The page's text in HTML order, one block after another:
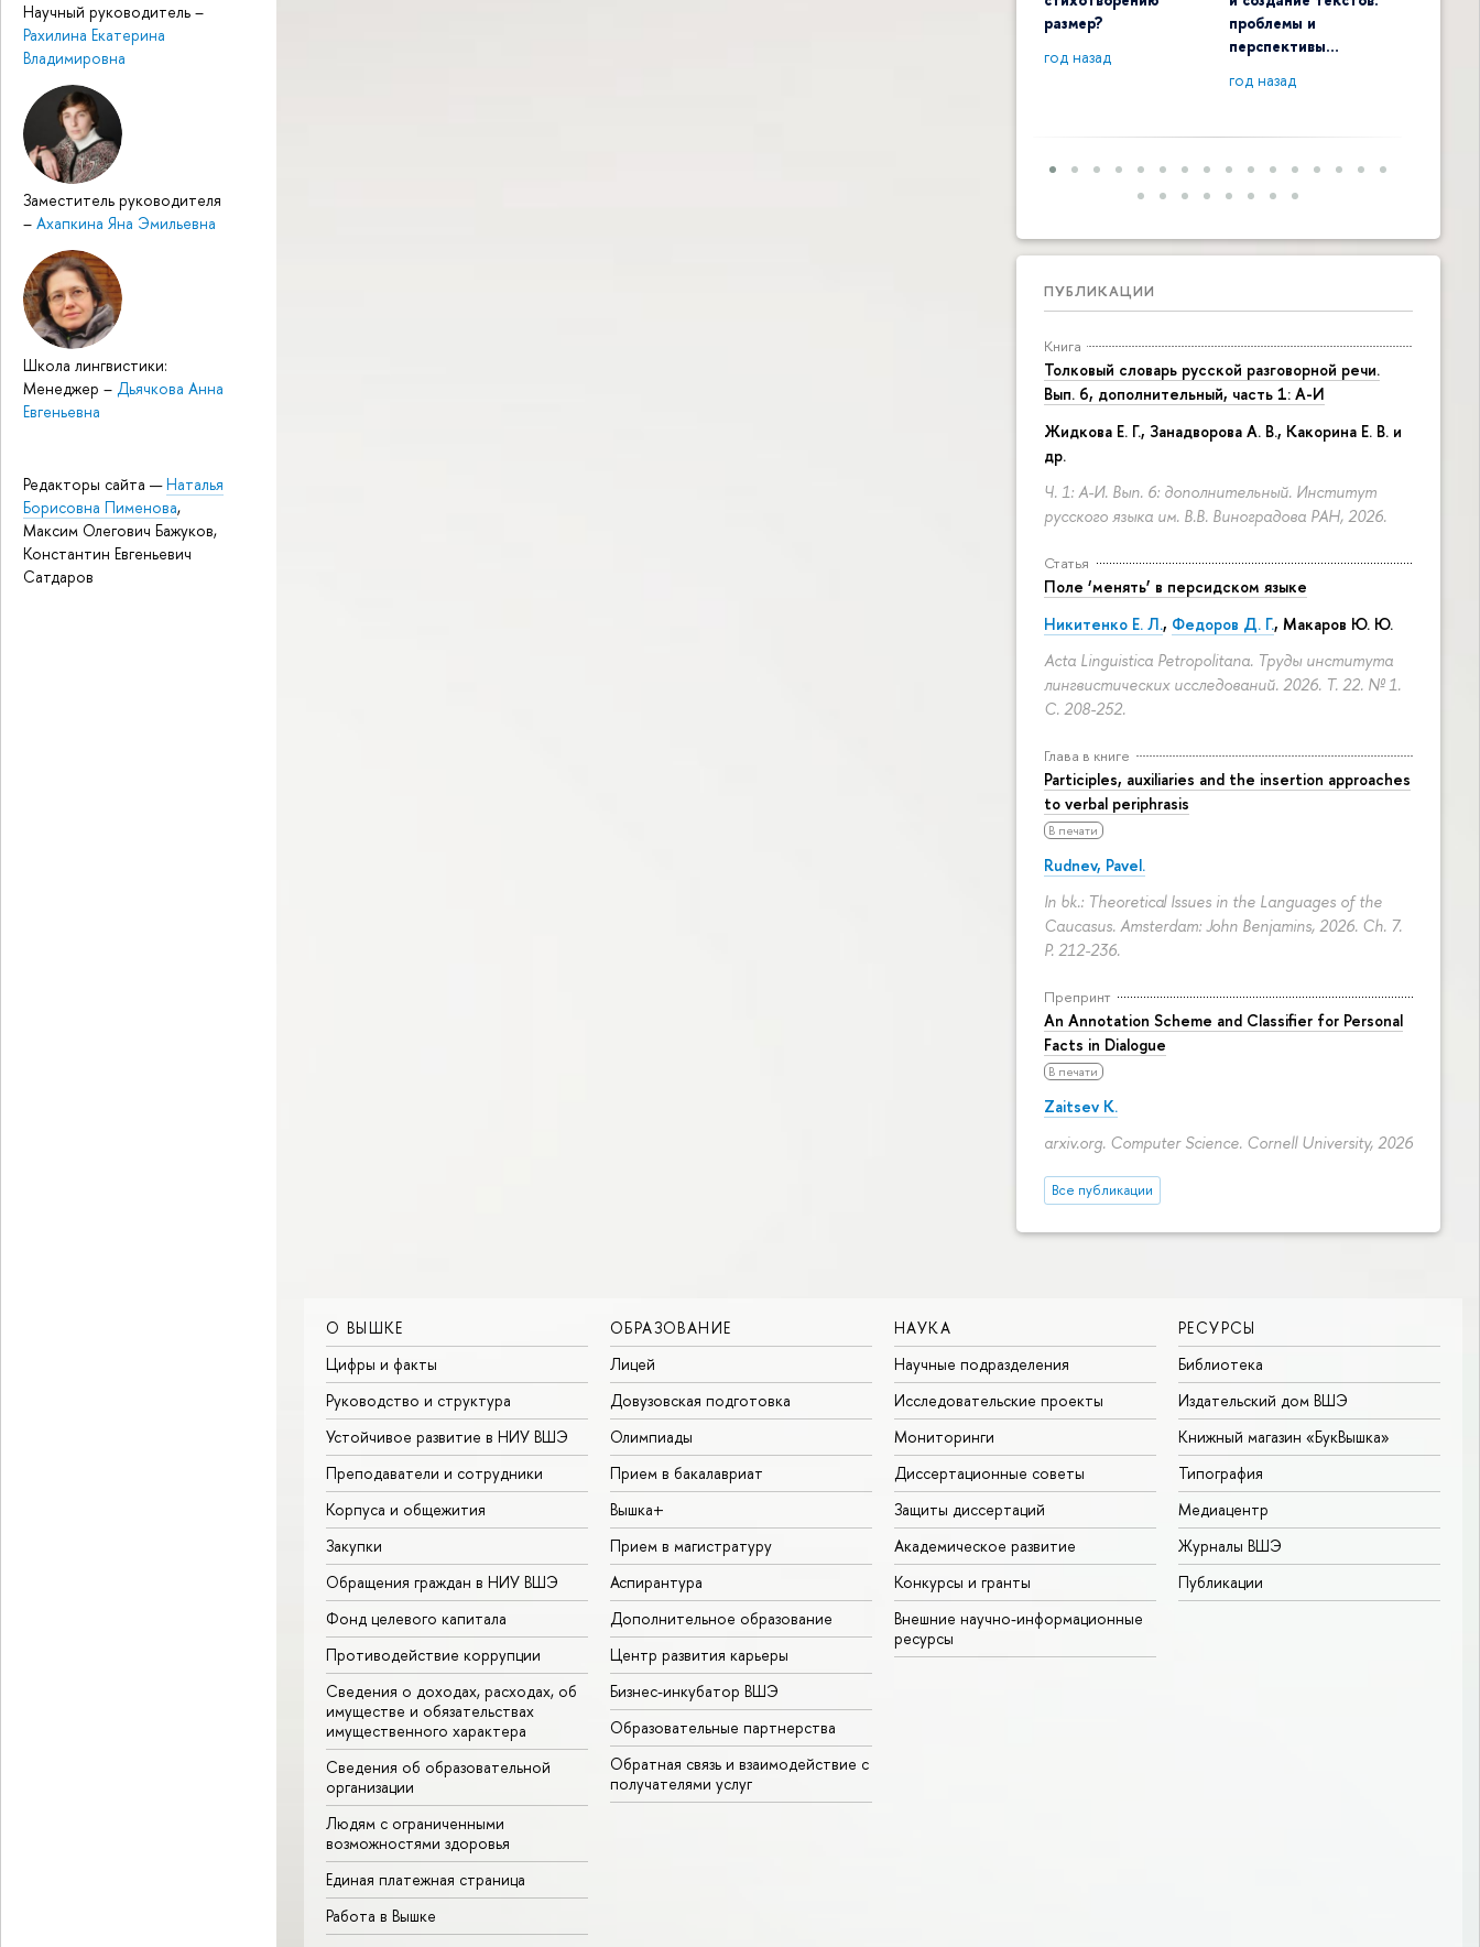
Научный руководитель –
Рахилина Екатерина
Владимировна
Заместитель руководителя
– Ахапкина Яна Эмильевна
Школа лингвистики:
Менеджер – Дьячкова Анна
Евгеньевна
Редакторы сайта —Наталья
Борисовна Пименова,
Максим Олегович Бажуков,
Константин Евгеньевич
Сатдаров
размер?
год назад
проблемы и
перспективы…
год назад
ПУБЛИКАЦИИ
Книга
Толковый словарь русской разговорной речи.
Вып. 6, дополнительный, часть 1: А-И
Жидкова Е. Г., Занадворова А. В., Какорина Е. В. и
др.
Ч. 1: А-И. Вып. 6: дополнительный. Институт
русского языка им. В.В. Виноградова РАН, 2026.
Статья
Поле ‘менять’ в персидском языке
Никитенко Е. Л., Федоров Д. Г., Макаров Ю. Ю.
Acta Linguistica Petropolitana. Труды института
лингвистических исследований. 2026. Т. 22. № 1.
С. 208-252.
Глава в книге
Participles, auxiliaries and the insertion approaches
to verbal periphrasis
В печати
Rudnev, Pavel.
In bk.: Theoretical Issues in the Languages of the
Caucasus. Amsterdam: John Benjamins, 2026. Ch. 7.
P. 212-236.
Препринт
An Annotation Scheme and Classifier for Personal
Facts in Dialogue
В печати
Zaitsev K.
arxiv.org. Computer Science. Cornell University, 2026
Все публикации
О ВЫШКЕ
Цифры и факты
Руководство и структура
Устойчивое развитие в НИУ ВШЭ
Преподаватели и сотрудники
Корпуса и общежития
Закупки
Обращения граждан в НИУ ВШЭ
Фонд целевого капитала
Противодействие коррупции
Сведения о доходах, расходах, об
имуществе и обязательствах
имущественного характера
Сведения об образовательной
организации
Людям с ограниченными
возможностями здоровья
Единая платежная страница
Работа в Вышке
ОБРАЗОВАНИЕ
Лицей
Довузовская подготовка
Олимпиады
Прием в бакалавриат
Вышка+
Прием в магистратуру
Аспирантура
Дополнительное образование
Центр развития карьеры
Бизнес-инкубатор ВШЭ
Образовательные партнерства
Обратная связь и взаимодействие с
получателями услуг
НАУКА
Научные подразделения
Исследовательские проекты
Мониторинги
Диссертационные советы
Защиты диссертаций
Академическое развитие
Конкурсы и гранты
Внешние научно-информационные
ресурсы
РЕСУРСЫ
Библиотека
Издательский дом ВШЭ
Книжный магазин «БукВышка»
Типография
Медиацентр
Журналы ВШЭ
Публикации